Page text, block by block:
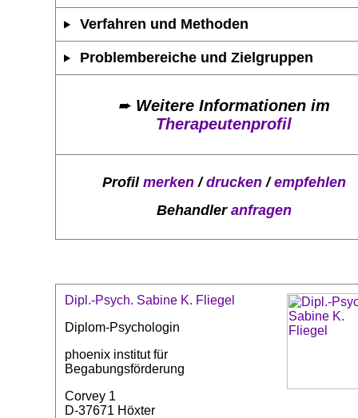
Verfahren und Methoden
Problembereiche und Zielgruppen
➨ Weitere Informationen im
Therapeutenprofil
Profil merken/drucken/empfehlen
Behandler anfragen
Dipl.-Psych. Sabine K. Fliegel
Diplom-Psychologin
phoenix institut für
Begabungsförderung
Corvey 1
D-37671 Höxter